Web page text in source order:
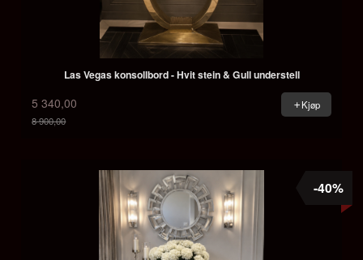
Las Vegas konsollbord - Hvit stein & Gull understell
5 340,00
8 900,00
Kjøp
-40%